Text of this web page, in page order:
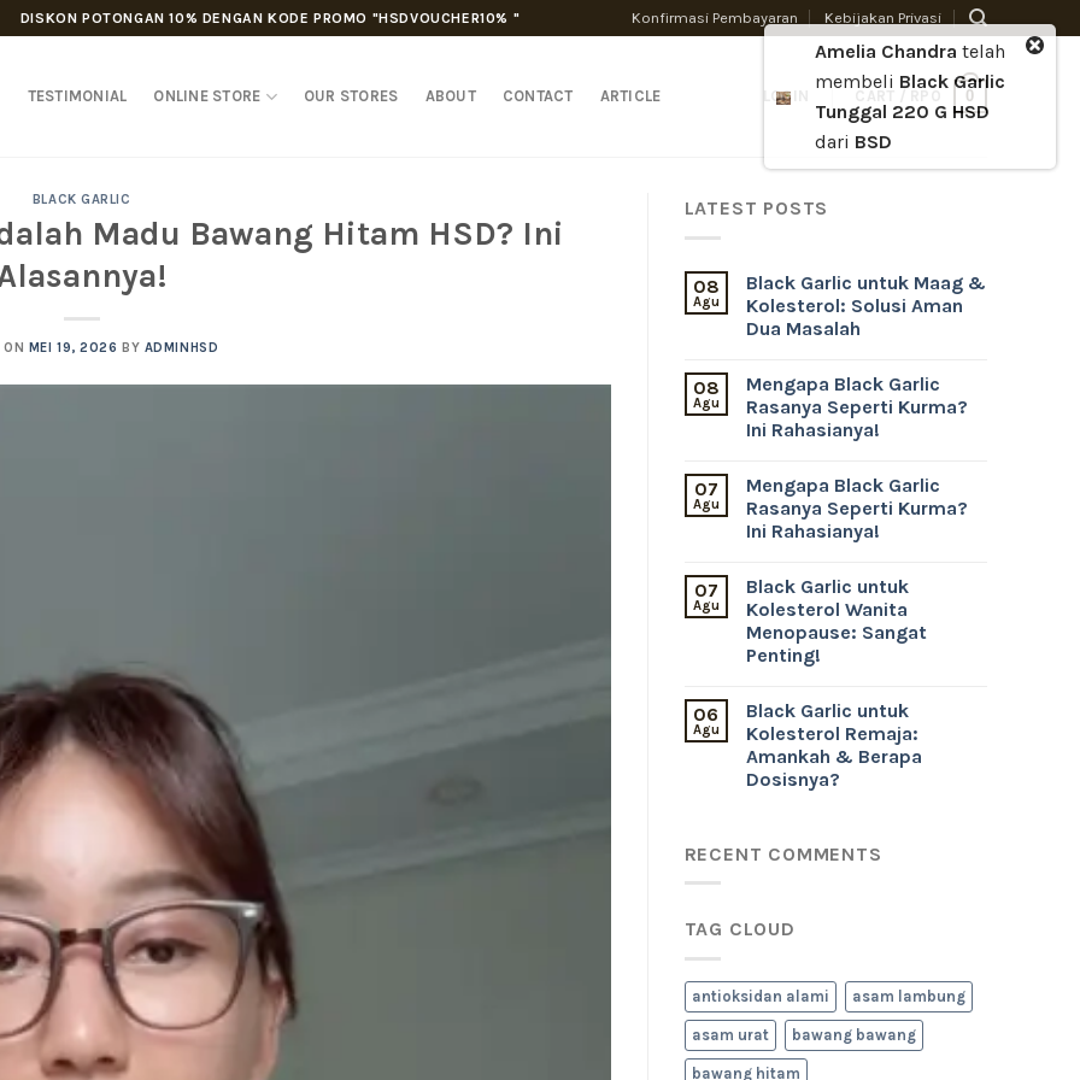
DISKON POTONGAN 10% DENGAN KODE PROMO "HSDVOUCHER10% " Konfirmasi Pembayaran Kebijakan Privasi
TESTIMONIAL ONLINE STORE OUR STORES ABOUT CONTACT ARTICLE LOGIN 0
BLACK GARLIC
Madu Bawang Hitam HSD? Ini
ON MEI 19, 2026 BY ADMINHSD
LATEST POSTS
08
Agu
Black Garlic untuk Maag &
Kolesterol: Solusi Aman
Dua Masalah
08
Agu
Mengapa Black Garlic
Rasanya Seperti Kurma?
Ini Rahasianya!
07
Agu
Mengapa Black Garlic
Rasanya Seperti Kurma?
Ini Rahasianya!
07
Agu
Black Garlic untuk
Kolesterol Wanita
Menopause: Sangat
Penting!
06
Agu
Black Garlic untuk
Kolesterol Remaja:
Amankah & Berapa
Dosisnya?
RECENT COMMENTS
TAG CLOUD
antioksidan alami asam lambung
asam urat bawang bawang
bawang hitam
Amelia Chandra telah
membeli Black Garlic
Tunggal 220 G HSD
dari BSD